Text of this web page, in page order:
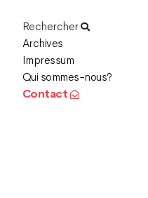
Rechercher
Archives
Impressum
Qui sommes-nous?
Contact